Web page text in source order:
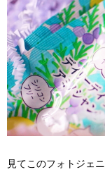
見てこのフォトジェ